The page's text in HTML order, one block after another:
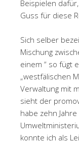
Beispielen
Guss für diese
Sich selber
Mischung
einem “ so fügt
„westfälischen
Verwaltung mit
sieht der
habe zehn
konnte ich als